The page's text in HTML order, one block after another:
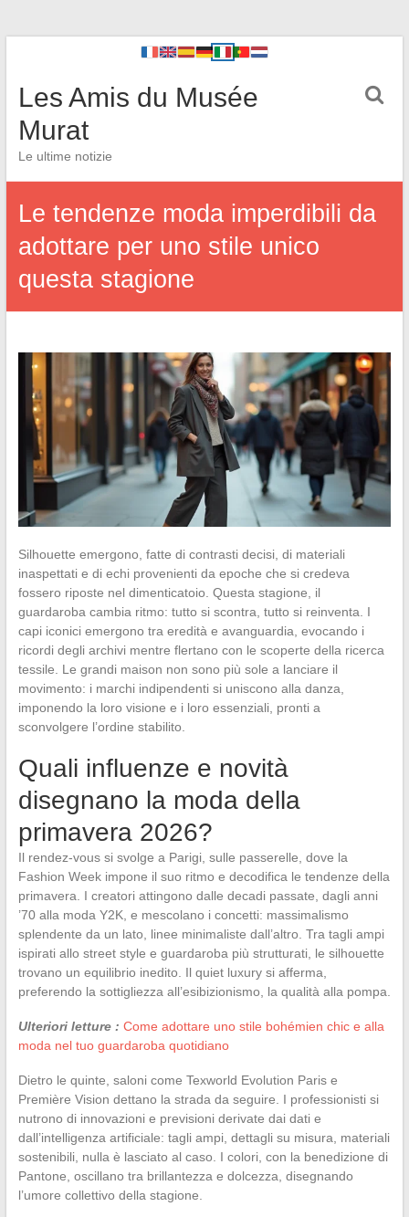
Les Amis du Musée
Murat
Le ultime notizie
Le tendenze moda imperdibili da
adottare per uno stile unico
questa stagione
Silhouette emergono, fatte di contrasti decisi, di materiali
inaspettati e di echi provenienti da epoche che si credeva
fossero riposte nel dimenticatoio. Questa stagione, il
guardaroba cambia ritmo: tutto si scontra, tutto si reinventa. I
capi iconici emergono tra eredità e avanguardia, evocando i
ricordi degli archivi mentre flertano con le scoperte della ricerca
tessile. Le grandi maison non sono più sole a lanciare il
movimento: i marchi indipendenti si uniscono alla danza,
imponendo la loro visione e i loro essenziali, pronti a
sconvolgere l’ordine stabilito.
Quali influenze e novità
disegnano la moda della
primavera 2026?
Il rendez-vous si svolge a Parigi, sulle passerelle, dove la
Fashion Week impone il suo ritmo e decodifica le tendenze della
primavera. I creatori attingono dalle decadi passate, dagli anni
’70 alla moda Y2K, e mescolano i concetti: massimalismo
splendente da un lato, linee minimaliste dall’altro. Tra tagli ampi
ispirati allo street style e guardaroba più strutturati, le silhouette
trovano un equilibrio inedito. Il quiet luxury si afferma,
preferendo la sottigliezza all’esibizionismo, la qualità alla pompa.
Ulteriori letture : Come adottare uno stile bohémien chic e alla
moda nel tuo guardaroba quotidiano
Dietro le quinte, saloni come Texworld Evolution Paris e
Première Vision dettano la strada da seguire. I professionisti si
nutrono di innovazioni e previsioni derivate dai dati e
dall’intelligenza artificiale: tagli ampi, dettagli su misura, materiali
sostenibili, nulla è lasciato al caso. I colori, con la benedizione di
Pantone, oscillano tra brillantezza e dolcezza, disegnando
l’umore collettivo della stagione.